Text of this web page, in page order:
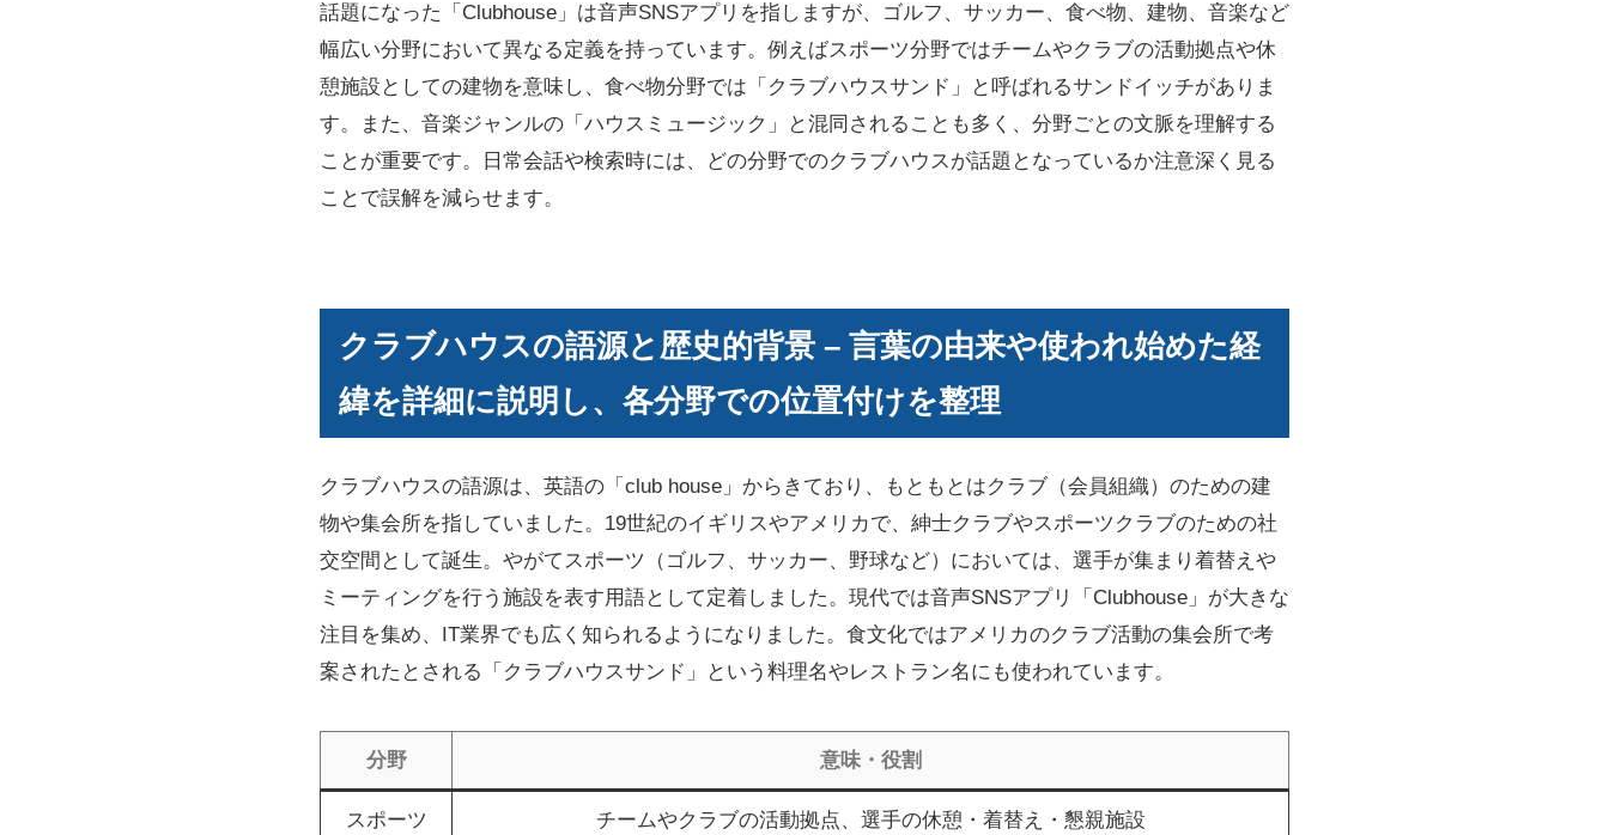
話題になった「Clubhouse」は音声SNSアプリを指しますが、ゴルフ、サッカー、食べ物、建物、音楽など
幅広い分野において異なる定義を持っています。例えばスポーツ分野ではチームやクラブの活動拠点や休
憩施設としての建物を意味し、食べ物分野では「クラブハウスサンド」と呼ばれるサンドイッチがありま
す。また、音楽ジャンルの「ハウスミュージック」と混同されることも多く、分野ごとの文脈を理解する
ことが重要です。日常会話や検索時には、どの分野でのクラブハウスが話題となっているか注意深く見る
ことで誤解を減らせます。
クラブハウスの語源と歴史的背景 – 言葉の由来や使われ始めた経
緯を詳細に説明し、各分野での位置付けを整理
クラブハウスの語源は、英語の「club house」からきており、もともとはクラブ（会員組織）のための建
物や集会所を指していました。19世紀のイギリスやアメリカで、紳士クラブやスポーツクラブのための社
交空間として誕生。やがてスポーツ（ゴルフ、サッカー、野球など）においては、選手が集まり着替えや
ミーティングを行う施設を表す用語として定着しました。現代では音声SNSアプリ「Clubhouse」が大きな
注目を集め、IT業界でも広く知られるようになりました。食文化ではアメリカのクラブ活動の集会所で考
案されたとされる「クラブハウスサンド」という料理名やレストラン名にも使われています。
分野 意味・役割
スポーツ チームやクラブの活動拠点、選手の休憩・着替え・懇親施設